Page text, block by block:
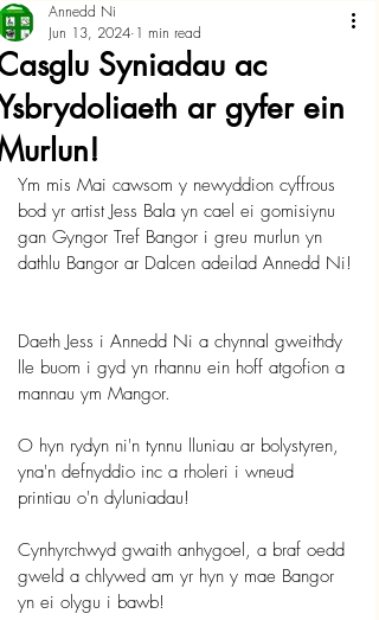
Syniadau ac
ar gyfer ein
Annedd Ni
Jun 13, 2024 1 min read
Ym mis Mai cawsom y newyddion cyffrous
bod yr artist Jess Bala yn cael ei gomisiynu
gan Gyngor Tref Bangor i greu murlun yn
dathlu Bangor ar Dalcen adeilad Annedd Ni!
Daeth Jess i Annedd Ni a chynnal gweithdy
lle buom i gyd yn rhannu ein hoff atgofion a
mannau ym Mangor.
O hyn rydyn ni'n tynnu lluniau ar bolystyren,
yna'n defnyddio inc a rholeri i wneud
printiau o'n dyluniadau!
Cynhyrchwyd gwaith anhygoel, a braf oedd
gweld a chlywed am yr hyn y mae Bangor
yn ei olygu i bawb!